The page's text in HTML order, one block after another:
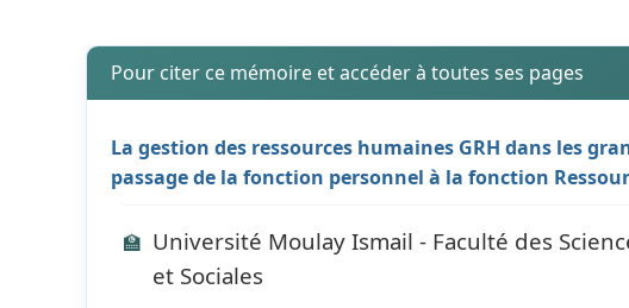
Pour citer ce mémoire et accéder à toutes ses pages
La gestion des ressources humaines GRH dans les
passage de la fonction personnel à la fonction
🏫 Université Moulay Ismail - Faculté des
et Sociales